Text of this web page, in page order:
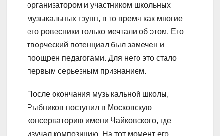
организатором и участником школьных
музыкальных групп, в то время как многие
его ровесники только мечтали об этом. Его
творческий потенциал был замечен и
поощрен педагогами. Для него это стало
первым серьезным признанием.
После окончания музыкальной школы,
Рыбников поступил в Московскую
консерваторию имени Чайковского, где
изучал композицию. На тот момент его